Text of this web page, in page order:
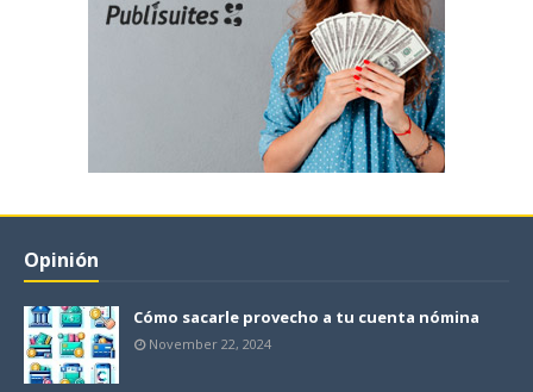
Opinión
Cómo sacarle provecho a tu cuenta nómina
November 22, 2024